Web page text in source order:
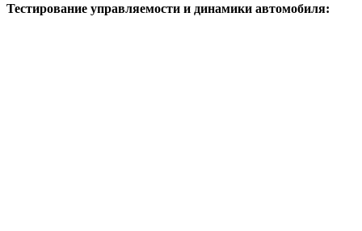
Тестирование управляемости и динамики автомобиля: